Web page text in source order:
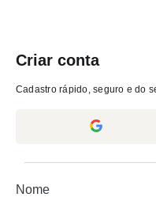
Criar conta
Cadastro rápido, seguro e do
Nome